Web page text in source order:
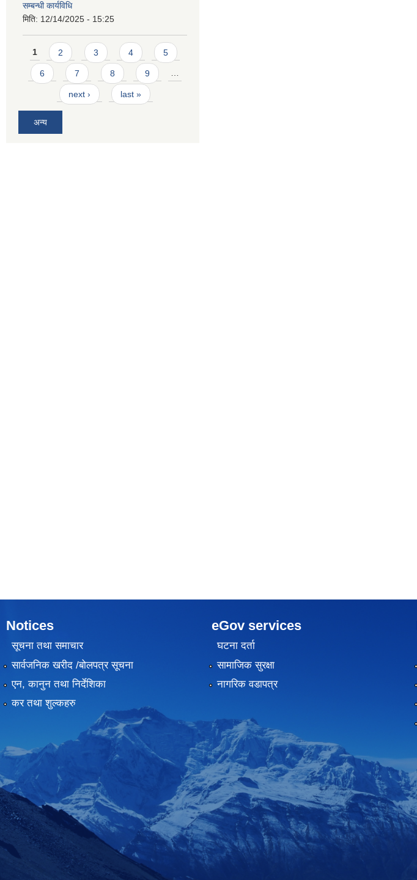
सम्बन्धी कार्यविधि
मिति: 12/14/2025 - 15:25
Pages
1 2 3 4 5
6 7 8 9 …
next › last »
अन्य
Notices
सूचना तथा समाचार
सार्वजनिक खरीद /बोलपत्र सूचना
एन, कानुन तथा निर्देशिका
कर तथा शुल्कहरु
eGov services
घटना दर्ता
सामाजिक सुरक्षा
नागरिक वडापत्र